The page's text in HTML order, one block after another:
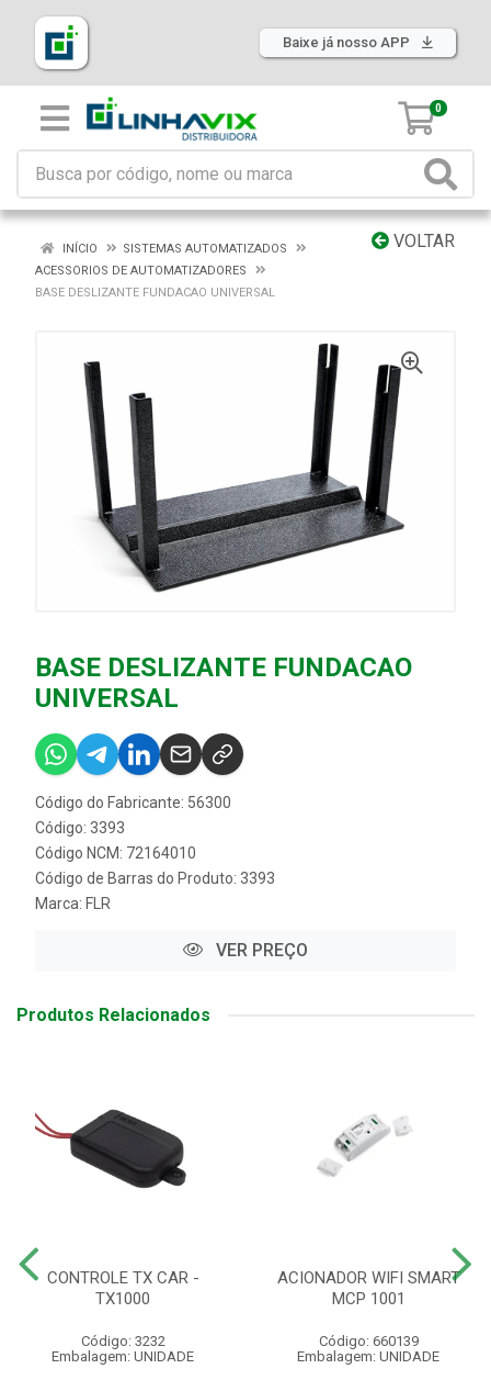
Baixe já nosso APP
0
VOLTAR
INÍCIO
SISTEMAS AUTOMATIZADOS
ACESSORIOS DE AUTOMATIZADORES
BASE DESLIZANTE FUNDACAO UNIVERSAL
BASE DESLIZANTE FUNDACAO
UNIVERSAL
Código do Fabricante: 56300
Código: 3393
Código NCM: 72164010
Código de Barras do Produto: 3393
Marca: FLR
VER PREÇO
Produtos Relacionados
CONTROLE TX CAR -
TX1000
Código: 3232
Embalagem: UNIDADE
ACIONADOR WIFI SMART
MCP 1001
Código: 660139
Embalagem: UNIDADE